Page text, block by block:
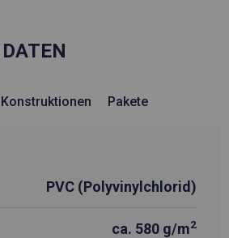
Konstruktionen Pakete
PVC (Polyvinylchlorid)
ca. 580 g/m2